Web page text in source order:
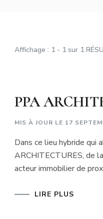
Affichage : 1 - 1 sur 1
PPA
MIS À JOUR LE 17
Dans ce lieu hybride qui
ARCHITECTURES, de
acteur immobilier de
LIRE PLUS